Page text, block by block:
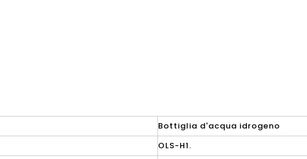
Bottiglia d'acqua idrogeno
OLS-H1.